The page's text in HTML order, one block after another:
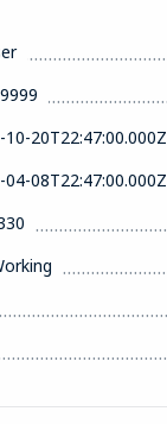
20T22:47:00.000Z
08T22:47:00.000Z
330